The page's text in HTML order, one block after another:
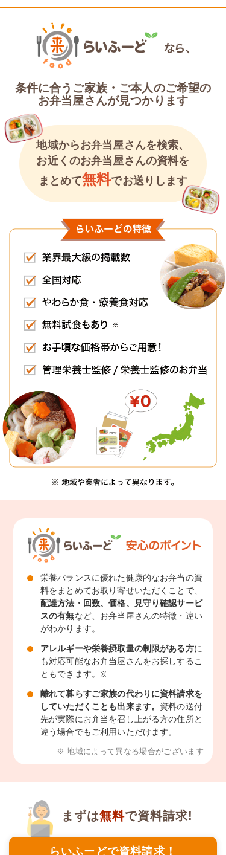
条件に合うご家族・ご本人のご希望の
お弁当屋さんが見つかります
地域からお弁当屋さんを検索、
お近くのお弁当屋さんの資料を
まとめて無料でお送りします
栄養バランスに優れた健康的なお弁当の資
料をまとめてお取り寄せいただくことで、
配達方法・回数、価格、見守り確認サービ
スの有無など、お弁当屋さんの特徴・違い
がわかります。
アレルギーや栄養摂取量の制限がある方に
も対応可能なお弁当屋さんをお探しするこ
ともできます。※
離れて暮らすご家族の代わりに資料請求を
していただくことも出来ます。 資料の送付
先が実際にお弁当を召し上がる方の住所と
違う場合でもご利用いただけます。
※ 地域によって異なる場合がございます
らいふーどで資料請求！
まずは無料で資料請求!